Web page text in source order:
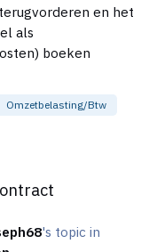
neemt niet af dat ik
als
boeken
Omzetbelasting/btw
's topic in